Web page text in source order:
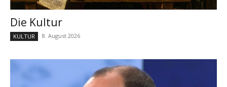
Die Kultur
KULTUR 8. August 2026